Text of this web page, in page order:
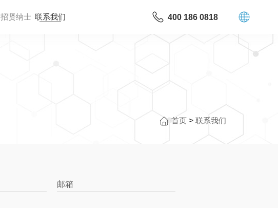
招贤纳⼠ 联系我们 400 186 0818
首页 >联系我们
邮箱